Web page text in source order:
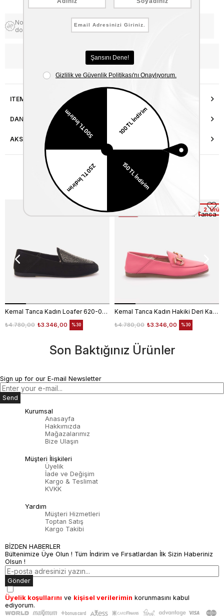
Notify me when the price goes
down
WhatsApp’tan Bilgi Al
ITEM FEATURES
DANIŞMA HATTI
AKSESUAR ONARIMI
Similar Items
Kemal Tanca Kadın Loafer 620-003F
₺3.346,00
₺4.780,00 %30
Kemal Tanca
Kemal Tanca Kadın Hakiki Deri Kauçuk Taban Pembe Loafer Konforlu Babet
₺3.346,00
₺4.780,00 %30
2. Ürüne %50 Net İndirim
Kemal Tanca
2.
Son Baktığınız Ürünler
Sign up for our E-mail Newsletter
Send
Kurumsal
Anasayfa
Hakkımızda
Mağazalarımız
Bize Ulaşın
Müşteri İlişkileri
Üyelik
İade ve Değişim
Kargo & Teslimat
KVKK
Yardım
Müşteri Hizmetleri
Toptan Satış
Kargo Takibi
BİZDEN HABERLER
Bültenimize Üye Olun ! Tüm İndirim ve Fırsatlardan İlk Sizin Haberiniz
Olsun !
Gönder
Üyelik koşullarını ve kişisel verilerimin korunmasını kabul
ediyorum.